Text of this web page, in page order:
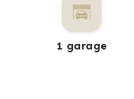
1 garage